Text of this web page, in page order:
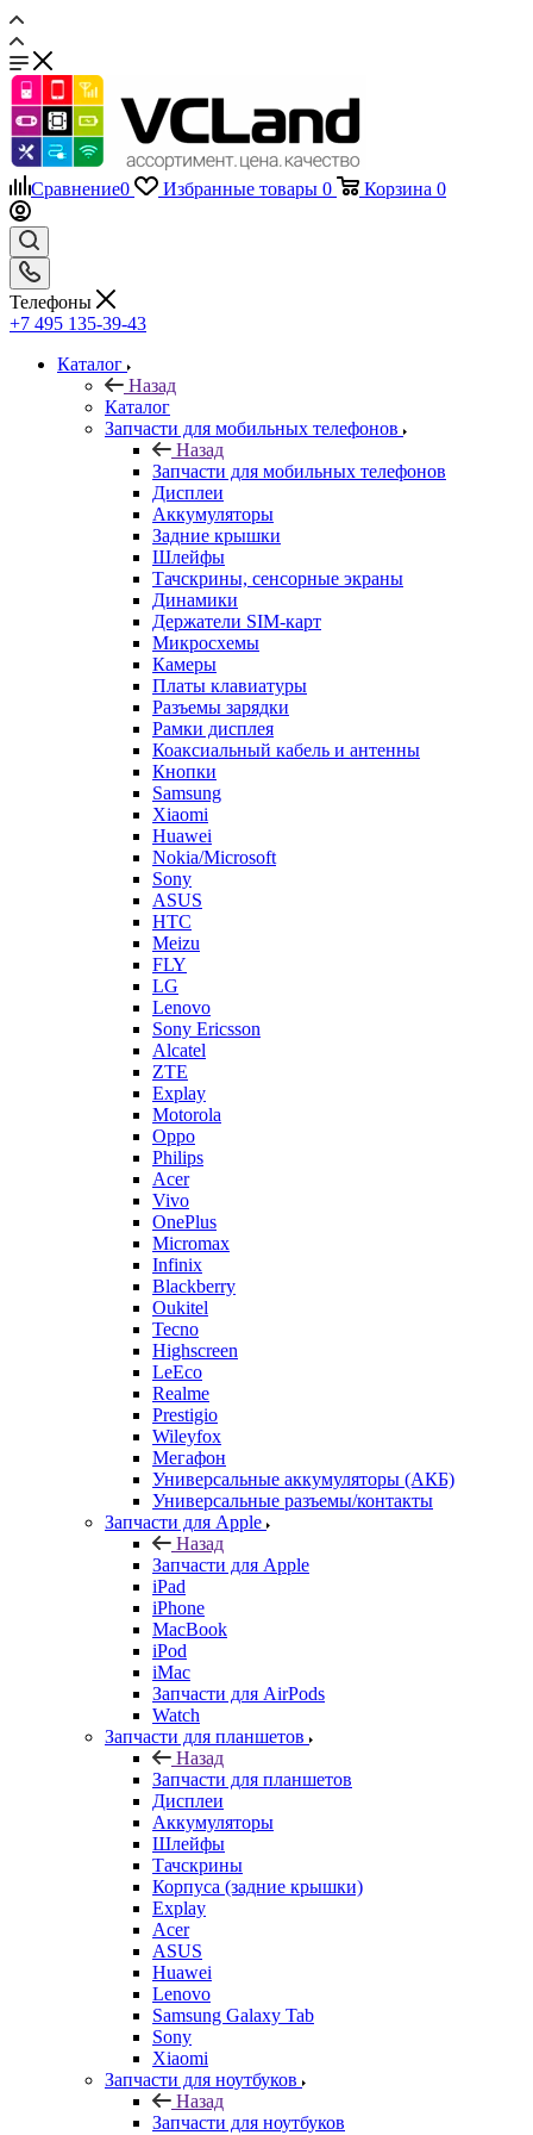
Сравнение 0 Избранные товары 0
Телефоны
+7 495 135-39-43
Назад
Каталог
Запчасти для мобильных телефонов
Назад
Запчасти для мобильных телефонов
Дисплеи
Аккумуляторы
Задние крышки
Шлейфы
Тачскрины, сенсорные экраны
Динамики
Держатели SIM-карт
Микросхемы
Камеры
Платы клавиатуры
Разъемы зарядки
Рамки дисплея
Коаксиальный кабель и антенны
Кнопки
Samsung
Xiaomi
Huawei
Nokia/Microsoft
Sony
ASUS
HTC
Meizu
FLY
LG
Lenovo
Sony Ericsson
Alcatel
ZTE
Explay
Motorola
Oppo
Philips
Acer
Vivo
OnePlus
Micromax
Infinix
Blackberry
Oukitel
Tecno
Highscreen
LeEco
Realme
Prestigio
Wileyfox
Мегафон
Универсальные аккумуляторы (АКБ)
Универсальные разъемы/контакты
Запчасти для Apple
Назад
Запчасти для Apple
iPad
iPhone
MacBook
iPod
iMac
Запчасти для AirPods
Watch
Запчасти для планшетов
Назад
Запчасти для планшетов
Дисплеи
Аккумуляторы
Шлейфы
Тачскрины
Корпуса (задние крышки)
Explay
Acer
ASUS
Huawei
Lenovo
Samsung Galaxy Tab
Sony
Xiaomi
Запчасти для ноутбуков
Назад
Запчасти для ноутбуков
Зарядные устройства